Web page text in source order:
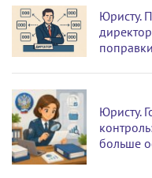
Юристу.
Юристу.
больше